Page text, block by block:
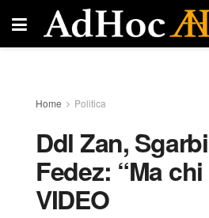
Home Politica
Ddl Zan,
Fedez: “Ma
VIDEO